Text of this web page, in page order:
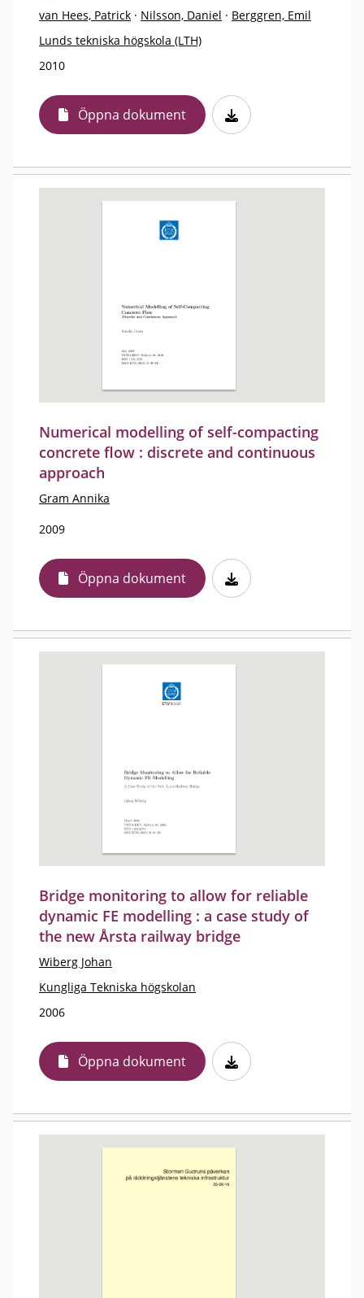
van Hees, Patrick · Nilsson, Daniel · Berggren, Emil
Lunds tekniska högskola (LTH)
2010
Öppna dokument
Numerical modelling of self-compacting
concrete flow : discrete and continuous
approach
Gram Annika
2009
Öppna dokument
Bridge monitoring to allow for reliable
dynamic FE modelling : a case study of
the new Årsta railway bridge
Wiberg Johan
Kungliga Tekniska högskolan
2006
Öppna dokument